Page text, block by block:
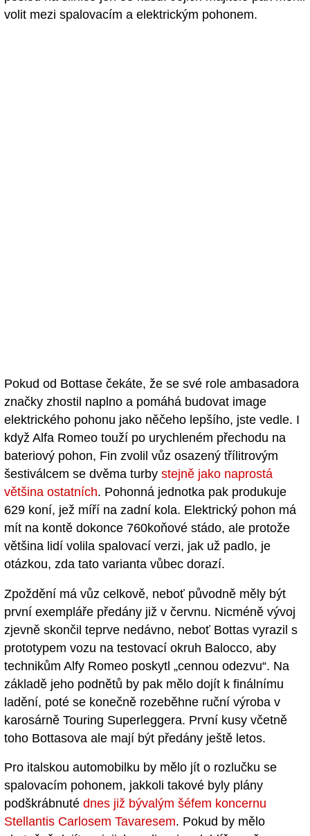
volit mezi spalovacím a elektrickým pohonem.
Pokud od Bottase čekáte, že se své role ambasadora
značky zhostil naplno a pomáhá budovat image
elektrického pohonu jako něčeho lepšího, jste vedle. I
když Alfa Romeo touží po urychleném přechodu na
bateriový pohon, Fin zvolil vůz osazený třílitrovým
šestiválcem se dvěma turby stejně jako naprostá
většina ostatních. Pohonná jednotka pak produkuje
629 koní, jež míří na zadní kola. Elektrický pohon má
mít na kontě dokonce 760koňové stádo, ale protože
většina lidí volila spalovací verzi, jak už padlo, je
otázkou, zda tato varianta vůbec dorazí.
Zpoždění má vůz celkově, neboť původně měly být
první exempláře předány již v červnu. Nicméně vývoj
zjevně skončil teprve nedávno, neboť Bottas vyrazil s
prototypem vozu na testovací okruh Balocco, aby
technikům Alfy Romeo poskytl „cennou odezvu“. Na
základě jeho podnětů by pak mělo dojít k finálnímu
ladění, poté se konečně rozeběhne ruční výroba v
karosárně Touring Superleggera. První kusy včetně
toho Bottasova ale mají být předány ještě letos.
Pro italskou automobilku by mělo jít o rozlučku se
spalovacím pohonem, jakkoli takové byly plány
podškrábnuté dnes již bývalým šéfem koncernu
Stellantis Carlosem Tavaresem. Pokud by mělo